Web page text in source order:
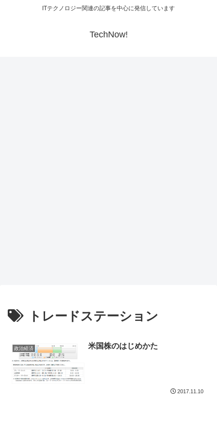
ITテクノロジー関連の記事を中心に発信しています
TechNow!
トレードステーション
政治経済 米国株のはじめかた
2017.11.10